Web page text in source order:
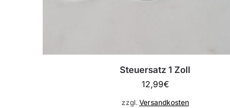
Steuersatz 1 Zoll
12,99€
zzgl. Versandkosten